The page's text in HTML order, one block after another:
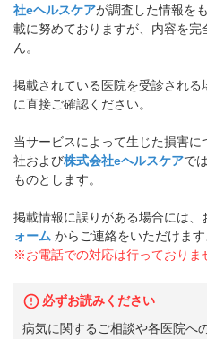
社eヘルスケアが調査した情報を
載に努めておりますが、内容を
ん。
掲載されている医院を受診され
に直接ご確認ください。
当サービスによって生じた損害
社および株式会社eヘルスケアで
ものとします。
掲載情報に誤りがある場合には、
ォーム からご連絡をいただけます
※お電話での対応は行っておりま
必ずお読みください
病気に関するご相談や各医院へ